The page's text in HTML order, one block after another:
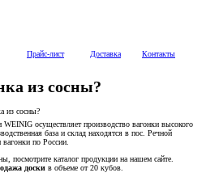
Прайс-лист Доставка Контакты
из сосны?
осуществляет производство вагонки высокого
база и склад находятся в пос. Речной
по России.
посмотрите каталог продукции на нашем сайте.
доски в объеме от 20 кубов.